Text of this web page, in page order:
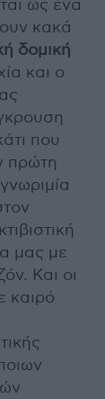
ως ένα
κακά
δομική
και ο
που
πρώτη
μας με
Και οι
καιρό